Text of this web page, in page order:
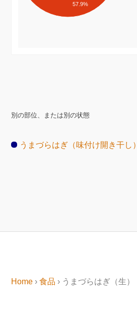
57.9%
別の部位、または別の状態
うまづらはぎ（味付け開き干し）
Home ›食品 › うまづらはぎ（生）